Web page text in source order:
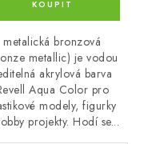
metalická bronzová
metallic) je vodou
akrylová barva
Aqua Color pro
modely, figurky
projekty. Hodí se...